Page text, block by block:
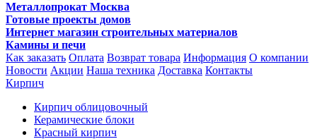
Металлопрокат Москва
Готовые проекты домов
Интернет магазин строительных материалов
Камины и печи
Как заказать Оплата Возврат товара Информация О компании
Новости Акции Наша техника Доставка Контакты
Кирпич
Кирпич облицовочный
Керамические блоки
Красный кирпич